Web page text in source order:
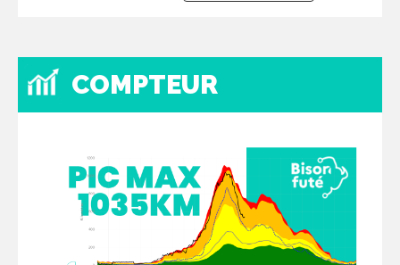
COMPTEUR